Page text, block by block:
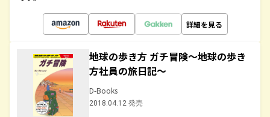
詳細を見る
地球の歩き方 ガチ冒険～地球の歩き
方社員の旅日記～
D-Books
2018.04.12 発売